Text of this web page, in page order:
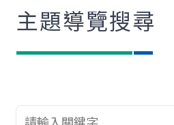
主題導覽搜尋
查詢關鍵字